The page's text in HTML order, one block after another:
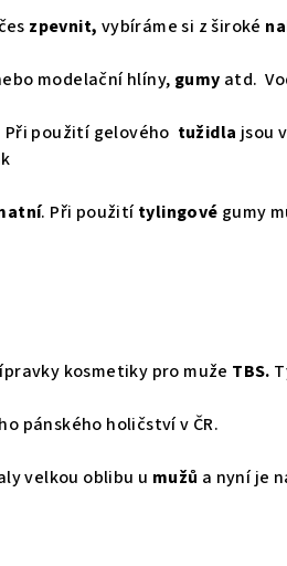
zpevnit, vybíráme si z široké
modelační hlíny, gumy atd.
Při použití gelového tužidla jsou
. Při použitítylingové gumy
kosmetiky pro muže TBS.
pánského holičství v ČR.
velkou oblibu u mužů a nyní je